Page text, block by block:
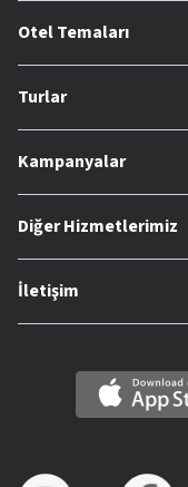
Otel Temaları
Turlar
Kampanyalar
Diğer Hizmetlerimiz
İletişim